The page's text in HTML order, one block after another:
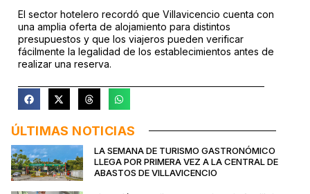
El sector hotelero recordó que Villavicencio cuenta con
una amplia oferta de alojamiento para distintos
presupuestos y que los viajeros pueden verificar
fácilmente la legalidad de los establecimientos antes de
realizar una reserva.
ÚLTIMAS NOTICIAS
LA SEMANA DE TURISMO GASTRONÓMICO
LLEGA POR PRIMERA VEZ A LA CENTRAL DE
ABASTOS DE VILLAVICENCIO